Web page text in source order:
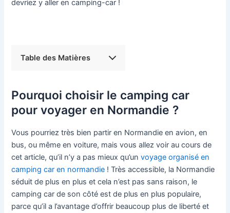
devriez y aller en camping-car !
Table des Matières
Pourquoi choisir le camping car
pour voyager en Normandie ?
Vous pourriez très bien partir en Normandie en avion, en
bus, ou même en voiture, mais vous allez voir au cours de
cet article, qu’il n’y a pas mieux qu’unvoyage organisé en
camping car en normandie ! Très accessible, la Normandie
séduit de plus en plus et cela n’est pas sans raison, le
camping car de son côté est de plus en plus populaire,
parce qu’il a l’avantage d’offrir beaucoup plus de liberté et